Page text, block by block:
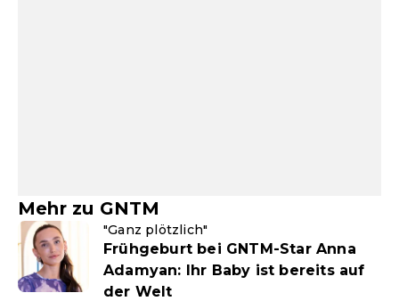
Mehr zu GNTM
"Ganz plötzlich"
Frühgeburt bei GNTM-Star Anna
Adamyan: Ihr Baby ist bereits auf
der Welt